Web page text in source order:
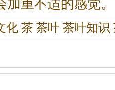
加重不适的感觉。
化 茶 茶叶 茶叶知识